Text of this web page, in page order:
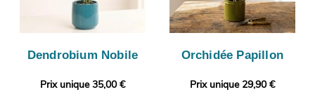
Dendrobium Nobile
Prix unique 35,00 €
Orchidée Papillon
Prix unique 29,90 €